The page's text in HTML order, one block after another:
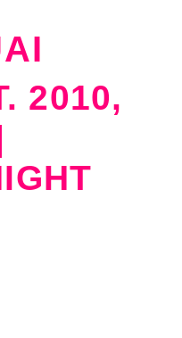
2010,
Das sichere
Und in
improvisierenden
Melodie finden.